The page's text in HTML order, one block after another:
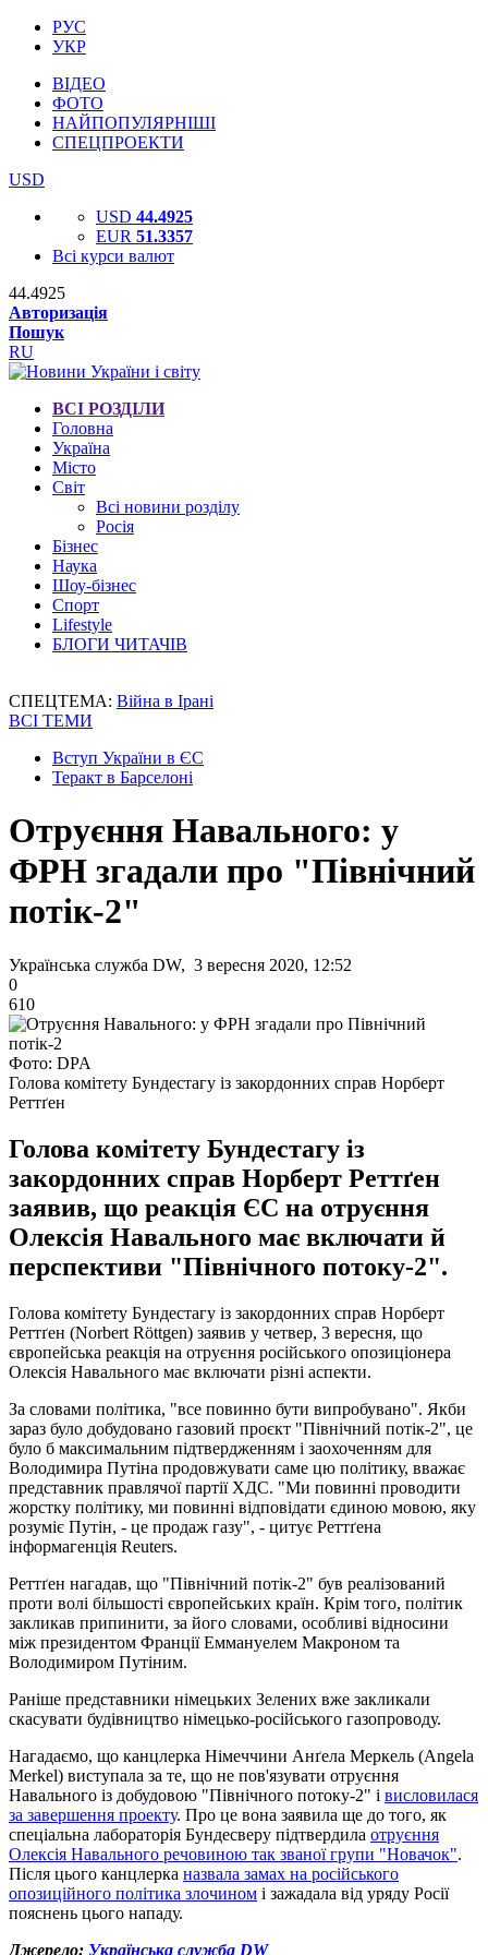
РУС
УКР
ВІДЕО
ФОТО
НАЙПОПУЛЯРНІШІ
СПЕЦПРОЕКТИ
USD
USD 44.4925
EUR 51.3357
Всі курси валют
44.4925
Авторизація
Пошук
RU
ВСІ РОЗДІЛИ
Головна
Україна
Місто
Світ
Всі новини розділу
Росія
Бізнес
Наука
Шоу-бізнес
Спорт
Lifestyle
БЛОГИ ЧИТАЧІВ
СПЕЦТЕМА: Війна в Ірані
ВСІ ТЕМИ
Вступ України в ЄС
Теракт в Барселоні
Отруєння Навального: у
ФРН згадали про "Північний
потік-2"
Українська служба DW, 3 вересня 2020, 12:52
0
610
Фото: DPA
Голова комітету Бундестагу із закордонних справ Норберт
Реттґен
Голова комітету Бундестагу із
закордонних справ Норберт Реттґен
заявив, що реакція ЄС на отруєння
Олексія Навального має включати й
перспективи "Північного потоку-2".
Голова комітету Бундестагу із закордонних справ Норберт
Реттґен (Norbert Röttgen) заявив у четвер, 3 вересня, що
європейська реакція на отруєння російського опозиціонера
Олексія Навального має включати різні аспекти.
За словами політика, "все повинно бути випробувано". Якби
зараз було добудовано газовий проєкт "Північний потік-2", це
було б максимальним підтвердженням і заохоченням для
Володимира Путіна продовжувати саме цю політику, вважає
представник правлячої партії ХДС. "Ми повинні проводити
жорстку політику, ми повинні відповідати єдиною мовою, яку
розуміє Путін, - це продаж газу", - цитує Реттґена
інформагенція Reuters.
Реттґен нагадав, що "Північний потік-2" був реалізований
проти волі більшості європейських країн. Крім того, політик
закликав припинити, за його словами, особливі відносини
між президентом Франції Еммануелем Макроном та
Володимиром Путіним.
Раніше представники німецьких Зелених вже закликали
скасувати будівництво німецько-російського газопроводу.
Нагадаємо, що канцлерка Німеччини Анґела Меркель (Angela
Merkel) виступала за те, що не пов'язувати отруєння
Навального із добудовою "Північного потоку-2" і висловилася
за завершення проекту. Про це вона заявила ще до того, як
спеціальна лабораторія Бундесверу підтвердила отруєння
Олексія Навального речовиною так званої групи "Новачок".
Після цього канцлерка назвала замах на російського
опозиційного політика злочином і зажадала від уряду Росії
пояснень цього нападу.
Джерело: Українська служба DW